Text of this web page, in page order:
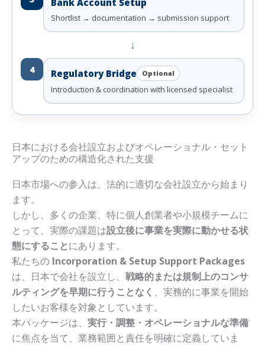
Bank Account Setup
Shortlist → documentation → submission support
↓
4 Regulatory Bridge Optional
Introduction & coordination with licensed specialist
日本における会社設立およびオペレーショナル・セット
アップのための構造化された支援
日本市場への参入は、法的に適切な会社設立から始まり
ます。
しかし、多くの企業、特に個人創業者や小規模チームに
とって、実際の課題は設立後に事業を実際に動かせる状
態にすることにあります。
私たちの Incorporation & Setup Support Packages
は、日本で会社を設立し、 戦略的または規制上のコンサ
ルティングを早期に行うことなく 、実務的に事業を開始
したいお客様を対象としています。
本パッケージは、 実行・調整・オペレーショナルな準備
に焦点を当て、業務範囲と責任を明確に定義していま